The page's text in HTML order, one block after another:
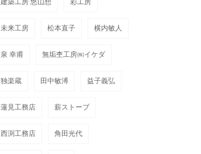
未来工房 松本直子 横内敏人
泉 幸甫 無垢杢工房㈱イケダ
独楽蔵 田中敏溥 益子義弘
蓮見工務店 薪ストーブ
西渕工務店 角田光代